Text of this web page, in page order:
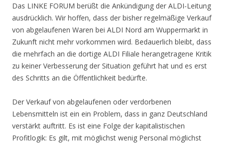
Das LINKE FORUM berüßt die Ankündigung der ALDI-Leitung
ausdrücklich. Wir hoffen, dass der bisher regelmäßige Verkauf
von abgelaufenen Waren bei ALDI Nord am Wuppermarkt in
Zukunft nicht mehr vorkommen wird. Bedauerlich bleibt, dass
die mehrfach an die dortige ALDI Filiale herangetragene Kritik
zu keiner Verbesserung der Situation geführt hat und es erst
des Schritts an die Öffentlichkeit bedürfte.
Der Verkauf von abgelaufenen oder verdorbenen
Lebensmitteln ist ein ein Problem, dass in ganz Deutschland
verstärkt auftritt. Es ist eine Folge der kapitalistischen
Profitlogik: Es gilt, mit möglichst wenig Personal möglichst